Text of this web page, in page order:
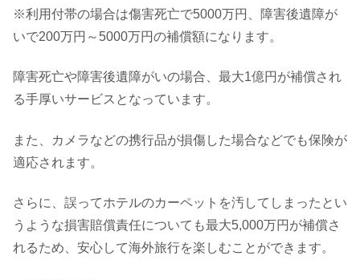
※利用付帯の場合は傷害死亡で5000万円、障害後遺障が
いで200万円～5000万円の補償額になります。
障害死亡や障害後遺障がいの場合、最大1億円が補償され
る手厚いサービスとなっています。
また、カメラなどの携行品が損傷した場合などでも保険が
適応されます。
さらに、誤ってホテルのカーペットを汚してしまったとい
うような損害賠償責任についても最大5,000万円が補償さ
れるため、安心して海外旅行を楽しむことができます。